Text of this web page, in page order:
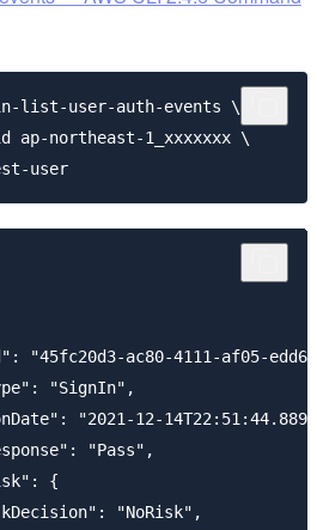
list-user-auth-events \
ap-northeast-1_xxxxxxx \
"45fc20d3-ac80-4111-af05-
"SignIn",
"2021-12-
"Pass",
{
"NoRisk",